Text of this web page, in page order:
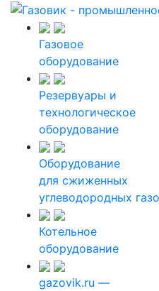
Газовое
оборудование
Резервуары и
технологическое
оборудование
Оборудование
для сжиженных
углеводородных
Котельное
оборудование
gazovik.ru —